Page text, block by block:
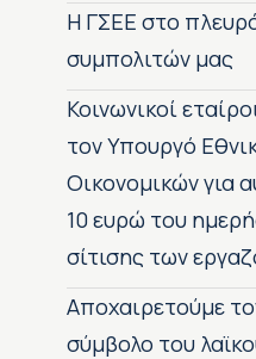
H ΓΣΕΕ στο
συμπολιτών μας
Κοινωνικοί
τον Υπουργό
Οικονομικών για
10 ευρώ του
σίτισης των
Αποχαιρετούμε
σύμβολο του